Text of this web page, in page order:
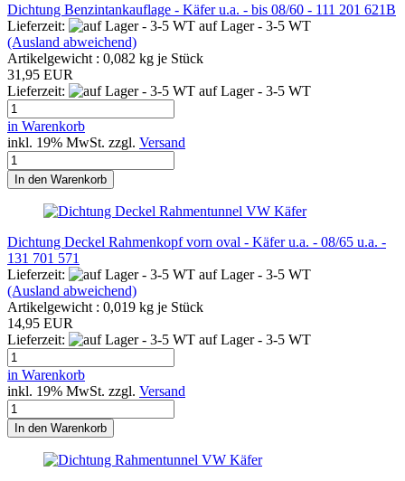
Dichtung Benzintankauflage - Käfer u.a. - bis 08/60 - 111 201 621B
Lieferzeit:
auf Lager - 3-5 WT
(Ausland abweichend)
Artikelgewicht : 0,082 kg je Stück
31,95 EUR
Lieferzeit:
auf Lager - 3-5 WT
in Warenkorb
inkl. 19% MwSt. zzgl. Versand
In den Warenkorb
Dichtung Deckel Rahmenkopf vorn oval - Käfer u.a. - 08/65 u.a. -
131 701 571
Lieferzeit:
auf Lager - 3-5 WT
(Ausland abweichend)
Artikelgewicht : 0,019 kg je Stück
14,95 EUR
Lieferzeit:
auf Lager - 3-5 WT
in Warenkorb
inkl. 19% MwSt. zzgl. Versand
In den Warenkorb